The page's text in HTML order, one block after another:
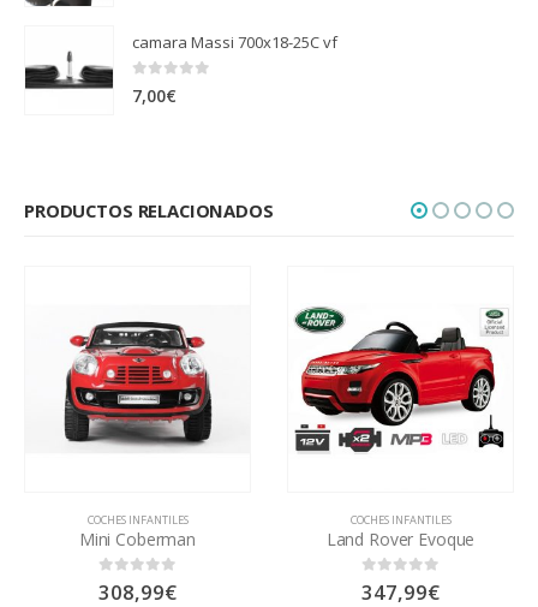
original
era:
5,95€.
actual
camara Massi 700x18-25C vf
0out of 5
7,00€
PRODUCTOS RELACIONADOS
COCHES INFANTILES
Mini Coberman
0out of 5
308,99€
COCHES INFANTILES
Land Rover Evoque
0out of 5
347,99€